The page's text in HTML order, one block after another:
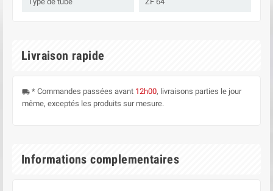
Livraison rapide
local_shipping * Commandes passées avant 12h00, livraisons parties le jour
même, exceptés les produits sur mesure.
Informations complementaires